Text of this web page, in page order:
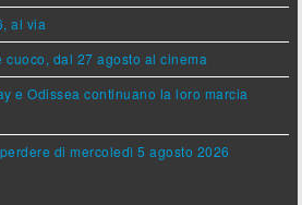
al via
dal 27 agosto al cinema
e Odissea continuano la loro marcia
di mercoledì 5 agosto 2026